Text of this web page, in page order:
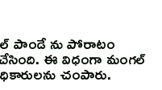
పాండే ను పోరాటం
చేసింది. ఈ విధంగా మంగల్
చంపారు.